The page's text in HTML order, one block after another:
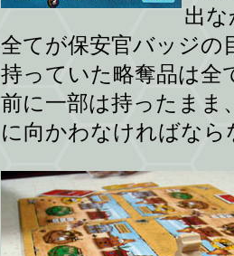
出
全てが保安官バッジの
持っていた略奪品は全
前に一部は持ったまま
に向かわなければなら